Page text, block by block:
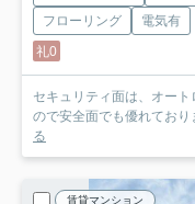
フローリング
電気有
礼0
セキュリティ面は、オー
ので安全面でも優れており
る
賃貸マンション